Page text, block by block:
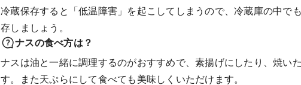
冷蔵保存すると「低温障害」を起こしてしまうので、冷蔵庫の中で
存しましょう。
ナスの食べ方は？
ナスは油と一緒に調理するのがおすすめで、素揚げにしたり、焼い
す。また天ぷらにして食べても美味しくいただけます。